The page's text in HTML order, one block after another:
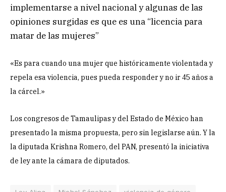
implementarse a nivel nacional y algunas de las
opiniones surgidas es que es una “licencia para
matar de las mujeres”
«Es para cuando una mujer que históricamente violentada y
repela esa violencia, pues pueda responder y no ir 45 años a
la cárcel.»
Los congresos de Tamaulipas y del Estado de México han
presentado la misma propuesta, pero sin legislarse aún. Y la
la diputada Krishna Romero, del PAN, presentó la iniciativa
de ley ante la cámara de diputados.